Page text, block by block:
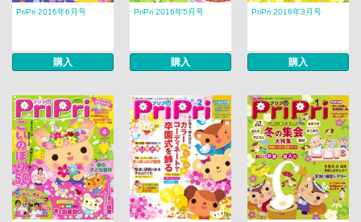
PriPri 2016年6月号
購入
PriPri 2016年5月号
購入
PriPri 2016年3月号
購入